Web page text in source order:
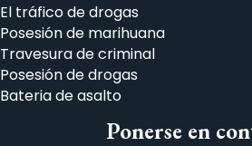
El tráfico de drogas
Posesión de marihuana
Travesura de criminal
Posesión de drogas
Bateria de asalto
Ponerse en